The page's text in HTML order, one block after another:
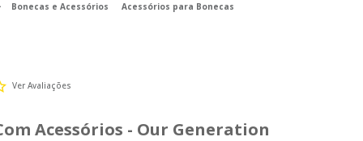
Bonecas e Acessórios Acessórios para Bonecas
Ver Avaliações
Acessórios - Our Generation